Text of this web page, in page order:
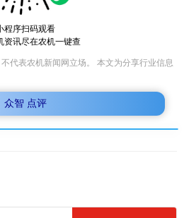
程序扫码观看
资讯尽在农机一键查
代表农机新闻网立场。 本文为分享行业信息
众智 点评